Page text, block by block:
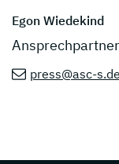
Egon Wiedekind
press@asc-s.de